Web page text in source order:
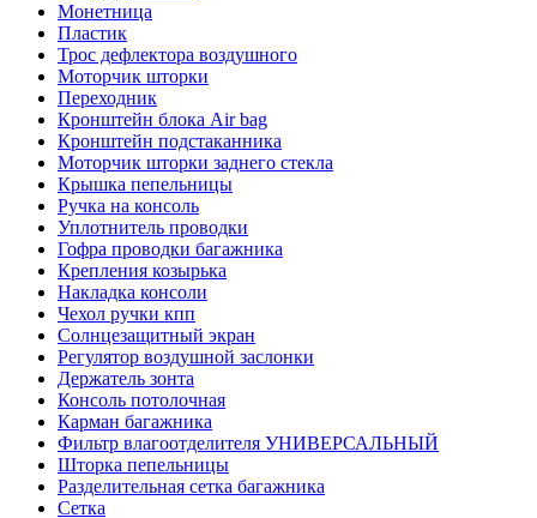
Монетница
Пластик
Трос дефлектора воздушного
Моторчик шторки
Переходник
Кронштейн блока Air bag
Кронштейн подстаканника
Моторчик шторки заднего стекла
Крышка пепельницы
Ручка на консоль
Уплотнитель проводки
Гофра проводки багажника
Крепления козырька
Накладка консоли
Чехол ручки кпп
Солнцезащитный экран
Регулятор воздушной заслонки
Держатель зонта
Консоль потолочная
Карман багажника
Фильтр влагоотделителя УНИВЕРСАЛЬНЫЙ
Шторка пепельницы
Разделительная сетка багажника
Сетка